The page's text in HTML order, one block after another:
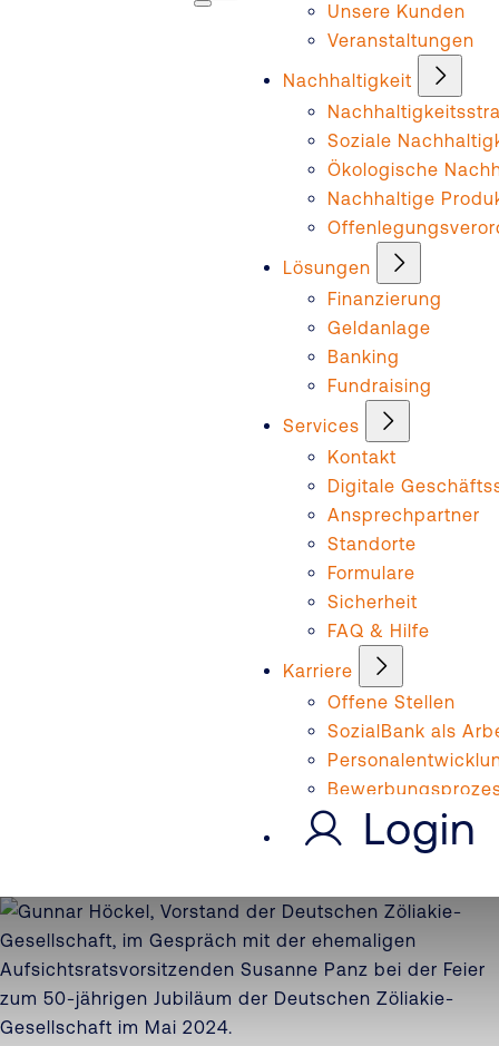
Unsere Kunden
Veranstaltungen
Nachhaltigkeit
Soziale
Ökologische
Nachhaltige
Lösungen
Finanzierung
Geldanlage
Banking
Fundraising
Services
Kontakt
Digitale
Ansprechpartner
Standorte
Formulare
Sicherheit
FAQ & Hilfe
Karriere
Offene Stellen
SozialBank als
Login